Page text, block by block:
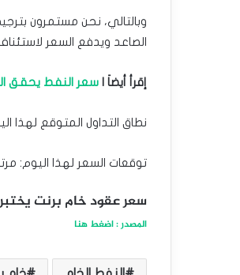
الصاعد ويدفع السعر
إقرأ أيضاَ | سعر النفط يحقق الهدف
نطاق التداول المتوقع لهذا اليوم ما بين
توقعات السعر لهذا اليوم:
سعر عقود خام برنت يختبر
المصدر : اضغط هنا